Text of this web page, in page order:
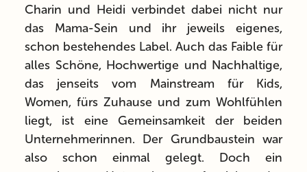
Charin und Heidi verbindet dabei nicht nur
das Mama-Sein und ihr jeweils eigenes,
schon bestehendes Label. Auch das Faible für
alles Schöne, Hochwertige und Nachhaltige,
das jenseits vom Mainstream für Kids,
Women, fürs Zuhause und zum Wohlfühlen
liegt, ist eine Gemeinsamkeit der beiden
Unternehmerinnen. Der Grundbaustein war
also schon einmal gelegt. Doch ein